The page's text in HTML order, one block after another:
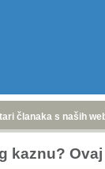
članaka s naših
kaznu?